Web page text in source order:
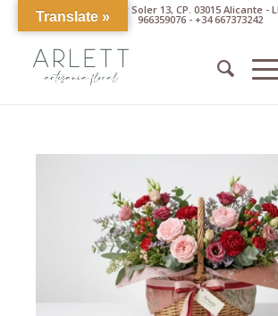
Av. Pintor Xavier Soler 13, CP. 03015 Alicante -
966359076 - +34 667373242
Translate »